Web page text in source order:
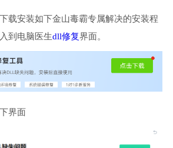
载安装如下金山毒霸专属解决的安装程
到电脑医生dll修复界面。
界面